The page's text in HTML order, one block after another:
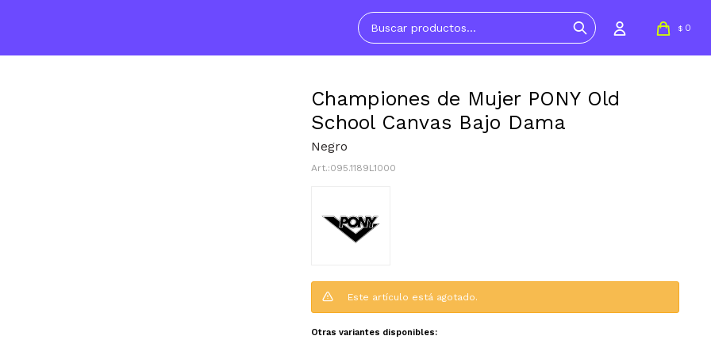
$ 0
Championes de Mujer PONY Old
School Canvas Bajo Dama
Negro
095.1189L1000
Este artículo está agotado.
Otras variantes disponibles: